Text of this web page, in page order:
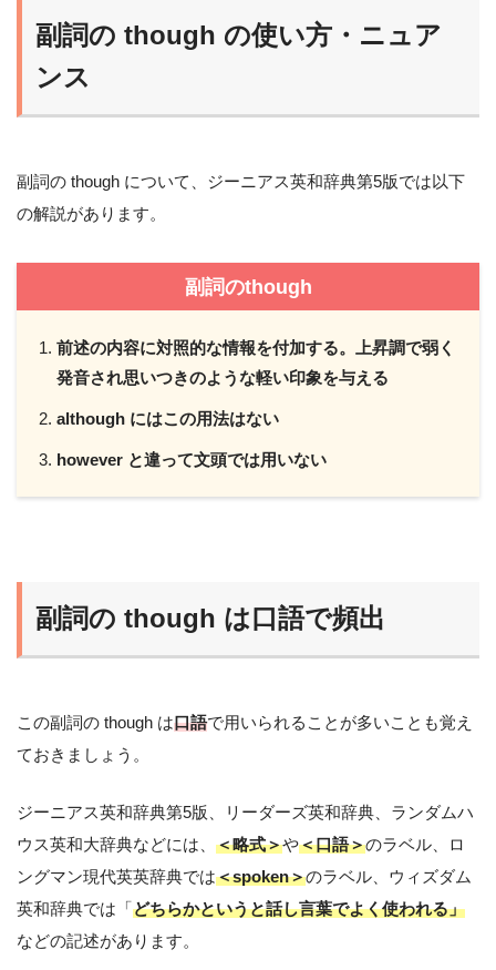
副詞の though の使い方・ニュア
ンス
副詞の though について、ジーニアス英和辞典第5版では以下
の解説があります。
副詞のthough
前述の内容に対照的な情報を付加する。上昇調で弱く
発音され思いつきのような軽い印象を与える
although にはこの用法はない
however と違って文頭では用いない
副詞の though は口語で頻出
この副詞の though は口語で用いられることが多いことも覚え
ておきましょう。
ジーニアス英和辞典第5版、リーダーズ英和辞典、ランダムハ
ウス英和大辞典などには、 ＜略式＞や＜口語＞のラベル、ロ
ングマン現代英英辞典では＜spoken＞のラベル、ウィズダム
英和辞典では「どちらかというと話し言葉でよく使われる」
などの記述があります。